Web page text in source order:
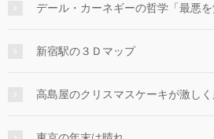
デール・カーネギーの哲学「最悪を
新宿駅の３Ｄマップ
高島屋のクリスマスケーキが激し